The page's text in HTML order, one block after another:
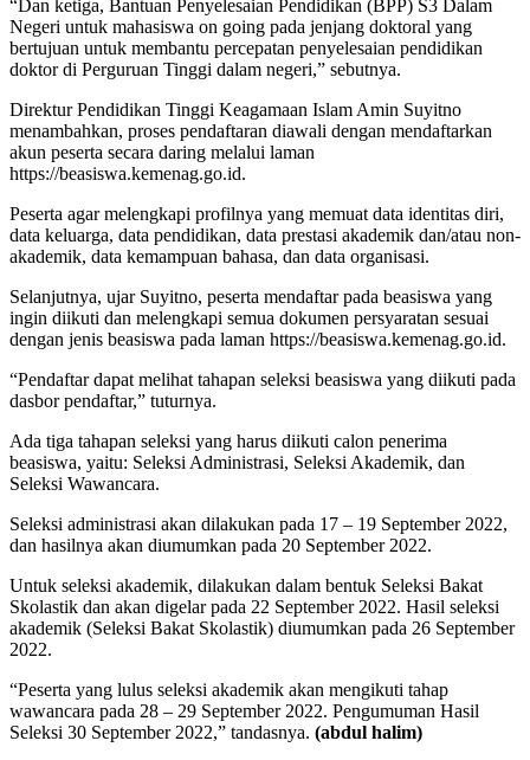
“Dan ketiga, Bantuan Penyelesaian Pendidikan (BPP) S3 Dalam
Negeri untuk mahasiswa on going pada jenjang doktoral yang
bertujuan untuk membantu percepatan penyelesaian pendidikan
doktor di Perguruan Tinggi dalam negeri,” sebutnya.
Direktur Pendidikan Tinggi Keagamaan Islam Amin Suyitno
menambahkan, proses pendaftaran diawali dengan mendaftarkan
akun peserta secara daring melalui laman
https://beasiswa.kemenag.go.id.
Peserta agar melengkapi profilnya yang memuat data identitas diri,
data keluarga, data pendidikan, data prestasi akademik dan/atau non-
akademik, data kemampuan bahasa, dan data organisasi.
Selanjutnya, ujar Suyitno, peserta mendaftar pada beasiswa yang
ingin diikuti dan melengkapi semua dokumen persyaratan sesuai
dengan jenis beasiswa pada laman https://beasiswa.kemenag.go.id.
“Pendaftar dapat melihat tahapan seleksi beasiswa yang diikuti pada
dasbor pendaftar,” tuturnya.
Ada tiga tahapan seleksi yang harus diikuti calon penerima
beasiswa, yaitu: Seleksi Administrasi, Seleksi Akademik, dan
Seleksi Wawancara.
Seleksi administrasi akan dilakukan pada 17 – 19 September 2022,
dan hasilnya akan diumumkan pada 20 September 2022.
Untuk seleksi akademik, dilakukan dalam bentuk Seleksi Bakat
Skolastik dan akan digelar pada 22 September 2022. Hasil seleksi
akademik (Seleksi Bakat Skolastik) diumumkan pada 26 September
2022.
“Peserta yang lulus seleksi akademik akan mengikuti tahap
wawancara pada 28 – 29 September 2022. Pengumuman Hasil
Seleksi 30 September 2022,” tandasnya. (abdul halim)